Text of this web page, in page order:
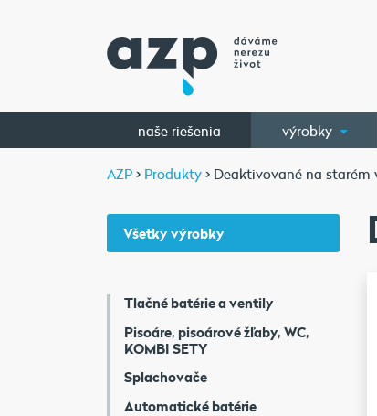
naše riešenia výrobky
AZP > Produkty > Deaktivované na starém
Všetky výrobky
Tlačné batérie a ventily
Pisoáre, pisoárové žľaby, WC,
KOMBI SETY
Splachovače
Automatické batérie